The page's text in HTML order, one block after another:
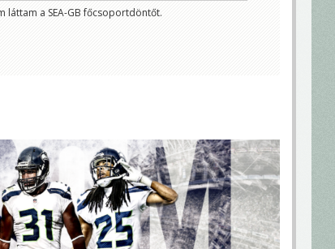
láttam a SEA-GB főcsoportdöntőt.